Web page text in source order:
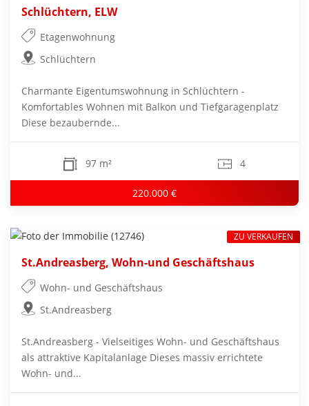
Schlüchtern, ELW
Etagenwohnung
Schlüchtern
Charmante Eigentumswohnung in Schlüchtern -
Komfortables Wohnen mit Balkon und Tiefgaragenplatz
Diese bezaubernde...
97 m² 4
220.000 €
St.Andreasberg, Wohn-und Geschäftshaus
Wohn- und Geschäftshaus
St.Andreasberg
St.Andreasberg - Vielseitiges Wohn- und Geschäftshaus
als attraktive Kapitalanlage Dieses massiv errichtete
Wohn- und...
ZU VERKAUFEN